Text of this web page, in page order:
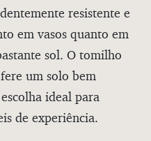
resistente e
em vasos quanto em
sol. O tomilho
um solo bem
ideal para
de experiência.